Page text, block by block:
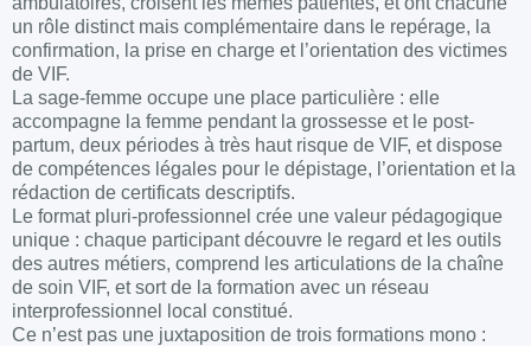
un rôle distinct mais complémentaire dans le repérage, la
confirmation, la prise en charge et l’orientation des victimes
de VIF.
La sage-femme occupe une place particulière : elle
accompagne la femme pendant la grossesse et le post-
partum, deux périodes à très haut risque de VIF, et dispose
de compétences légales pour le dépistage, l’orientation et la
rédaction de certificats descriptifs.
Le format pluri-professionnel crée une valeur pédagogique
unique : chaque participant découvre le regard et les outils
des autres métiers, comprend les articulations de la chaîne
de soin VIF, et sort de la formation avec un réseau
interprofessionnel local constitué.
Ce n’est pas une juxtaposition de trois formations mono :